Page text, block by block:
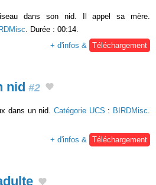
dans son nid. Il appel sa mère.
. Durée : 00:14.
+ d'infos &
Téléchargement
nid #2
dans un nid. Catégorie UCS : BIRDMisc.
+ d'infos & Téléchargement